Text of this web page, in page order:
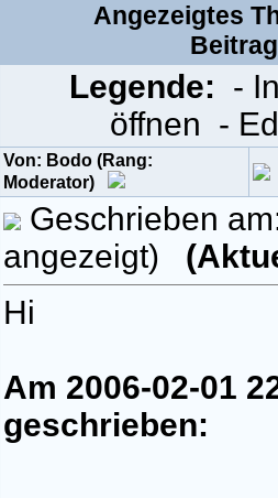
Angezeigtes
Legende: -
öffnen -
Von: Bodo (Rang:
Moderator)
Geschrieben
angezeigt)
Hi
Am 2006-02-01
geschrieben: